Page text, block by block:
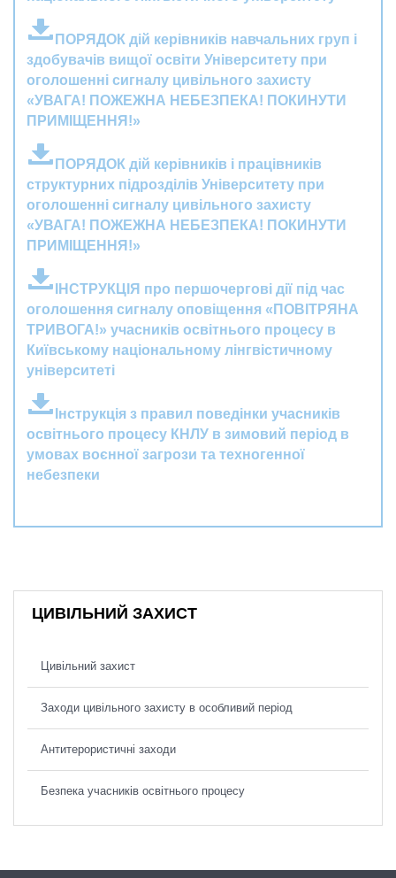
ПОРЯДОК дiй керiвникiв навчальних груп i
здобувачiв вищої освiти Унiверситету при
оголошеннi сигналу цивiльного захисту
«УВАГА! ПОЖЕЖНА НЕБЕЗПЕКА! ПОКИНУТИ
ПРИМIЩЕННЯ!»
ПОРЯДОК дiй керiвникiв i працiвникiв
структурних пiдроздiлiв Унiверситету при
оголошеннi сигналу цивiльного захисту
«УВАГА! ПОЖЕЖНА НЕБЕЗПЕКА! ПОКИНУТИ
ПРИМIЩЕННЯ!»
IНСТРУКЦIЯ про першочерговi дiї пiд час
оголошення сигналу оповiщення «ПОВIТРЯНА
ТРИВОГА!» учасникiв освiтнього процесу в
Київському нацiональному лiнгвiстичному
унiверситетi
Інструкція з правил поведінки учасників
освітнього процесу КНЛУ в зимовий період в
умовах воєнної загрози та техногенної
небезпеки
ЦИВІЛЬНИЙ ЗАХИСТ
Цивільний захист
Заходи цивільного захисту в особливий період
Антитерористичні заходи
Безпека учасників освітнього процесу